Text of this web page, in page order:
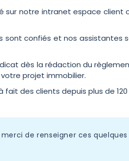
sur notre intranet espace
sont confiés et nos
dès la rédaction du
projet immobilier.
des clients depuis plus de 120
de renseigner ces